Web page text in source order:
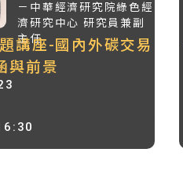
－中華經濟研究院綠色經
濟研究中心 研究員兼副
主任
講座-國內外碳交易
與前景